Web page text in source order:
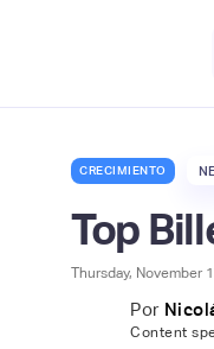
CRECIMIENTO
Top
Thursday, November
Por
Content